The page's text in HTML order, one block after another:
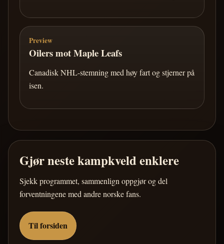
Preview
Oilers mot Maple Leafs
Canadisk NHL-stemning med høy fart og stjerner på
isen.
Gjør neste kampkveld enklere
Sjekk programmet, sammenlign oppgjør og del
forventningene med andre norske fans.
Til forsiden